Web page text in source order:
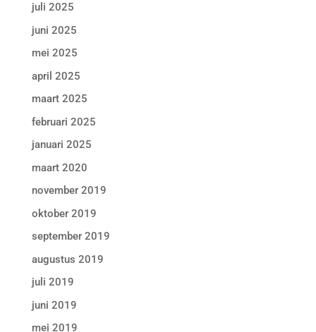
juli 2025
juni 2025
mei 2025
april 2025
maart 2025
februari 2025
januari 2025
maart 2020
november 2019
oktober 2019
september 2019
augustus 2019
juli 2019
juni 2019
mei 2019